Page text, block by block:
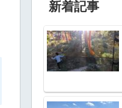
新着記事